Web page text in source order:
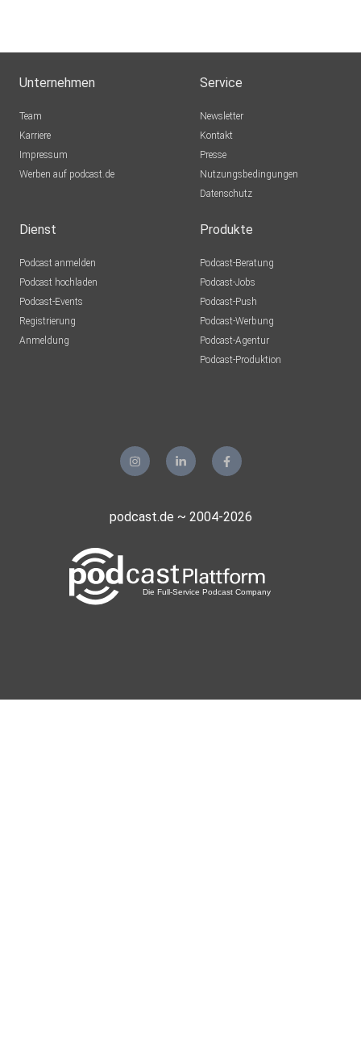
Unternehmen
Team
Karriere
Impressum
Werben auf podcast.de
Service
Newsletter
Kontakt
Presse
Nutzungsbedingungen
Datenschutz
Dienst
Podcast anmelden
Podcast hochladen
Podcast-Events
Registrierung
Anmeldung
Produkte
Podcast-Beratung
Podcast-Jobs
Podcast-Push
Podcast-Werbung
Podcast-Agentur
Podcast-Produktion
podcast.de ~ 2004-2026